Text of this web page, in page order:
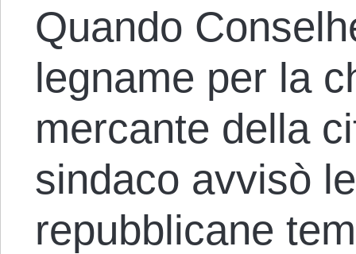
Quando
legname per la
mercante della
sindaco avvisò
repubblicane